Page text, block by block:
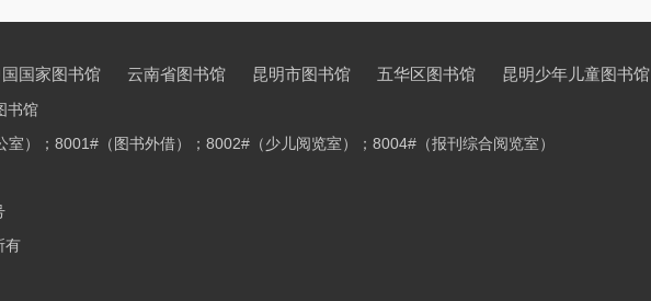
国家图书馆 云南省图书馆 昆明市图书馆 五华区图书馆 昆明少年儿童图书馆
书馆
）；8001#（图书外借）；8002#（少儿阅览室）；8004#（报刊综合阅览室）
有